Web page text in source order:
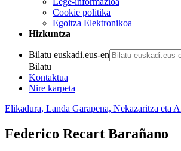
Cookie politika
Egoitza Elektronikoa
Hizkuntza
Bilatu euskadi.eus-en
Bilatu
Kontaktua
Nire karpeta
Elikadura, Landa Garapena, Nekazaritza eta
Federico Recart Barañano